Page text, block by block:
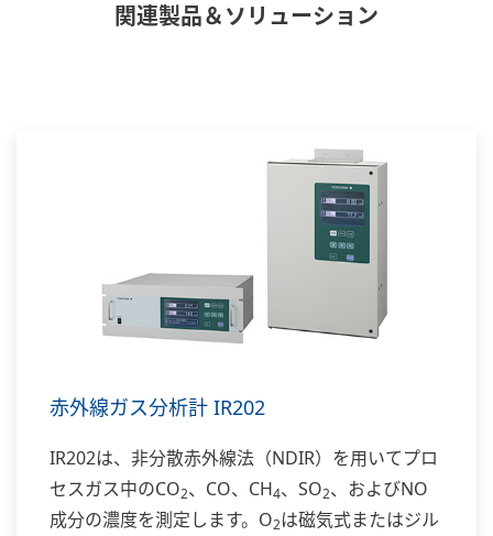
関連製品＆ソリューション
赤外線ガス分析計 IR202
IR202は、非分散赤外線法（NDIR）を用いてプロ
セスガス中のCO2、CO、CH4、SO2、およびNO
成分の濃度を測定します。O2は磁気式またはジル